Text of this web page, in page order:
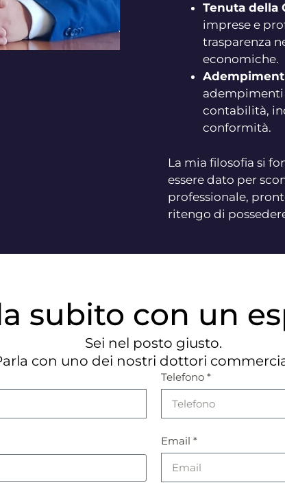
Tenuta della
imprese e
trasparenza
economiche.
adempimenti
contabilità,
conformità.
La mia filosofia si
essere dato per
professionale,
ritengo di
subito con un
Sei nel posto giusto.
con uno dei nostri dottori
Telefono *
Email *